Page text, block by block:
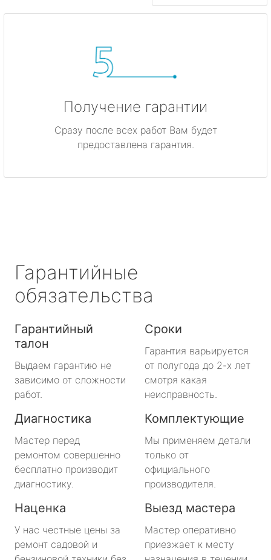
Получение гарантии
Сразу после всех работ Вам будет
предоставлена гарантия.
Гарантийные
обязательства
Гарантийный
талон
Выдаем гарантию не
зависимо от сложности
работ.
Сроки
Гарантия варьируется
от полугода до 2-х лет
смотря какая
неисправность.
Диагностика
Мастер перед
ремонтом совершенно
бесплатно производит
диагностику.
Комплектующие
Мы применяем детали
только от
официального
производителя.
Наценка
У нас честные цены за
ремонт садовой и
Выезд мастера
Мастер оперативно
приезжает к месту